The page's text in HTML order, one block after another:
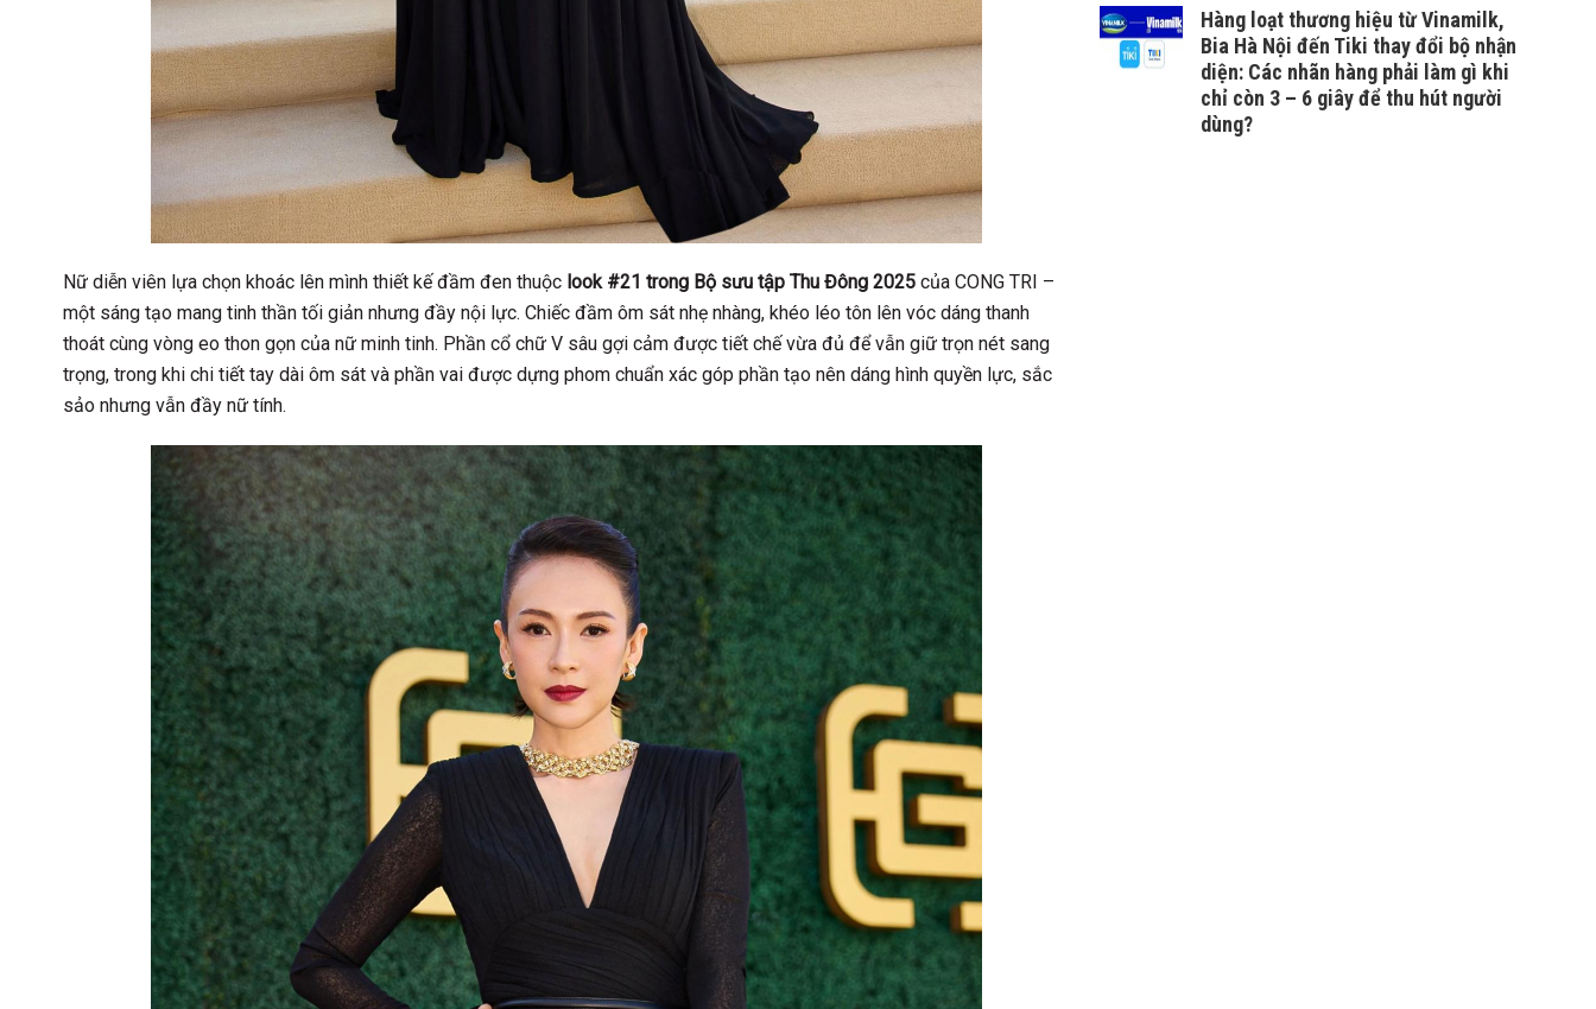
Nữ diễn viên lựa chọn khoác lên mình thiết kế đầm đen thuộc look #21 trong Bộ sưu tập Thu Đông 2025 của CONG TRI –
một sáng tạo mang tinh thần tối giản nhưng đầy nội lực. Chiếc đầm ôm sát nhẹ nhàng, khéo léo tôn lên vóc dáng thanh
thoát cùng vòng eo thon gọn của nữ minh tinh. Phần cổ chữ V sâu gợi cảm được tiết chế vừa đủ để vẫn giữ trọn nét sang
trọng, trong khi chi tiết tay dài ôm sát và phần vai được dựng phom chuẩn xác góp phần tạo nên dáng hình quyền lực, sắc
sảo nhưng vẫn đầy nữ tính.
Hàng loạt thương hiệu từ Vinamilk,
Bia Hà Nội đến Tiki thay đổi bộ nhận
diện: Các nhãn hàng phải làm gì khi
chỉ còn 3 – 6 giây để thu hút người
dùng?